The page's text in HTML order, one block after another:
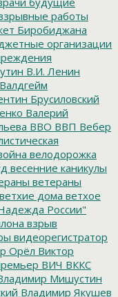
работы
Биробиджана
организации
В.И. Ленин
Валдгейм
Брусиловский
Валерий
ВВО ВВП Вебер
велодорожка
весенние каникулы
ветераны
ветхие дома ветхое
России"
взрыв
видеорегистратор
Орёл Виктор
ВИЧ ВККС
Мишустин
Владимир Якушев